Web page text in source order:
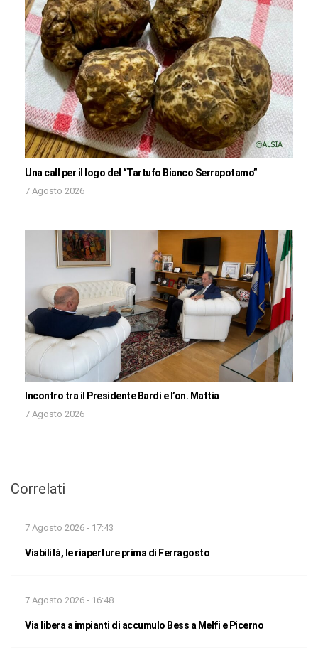
Una call per il logo del “Tartufo Bianco Serrapotamo”
7 Agosto 2026
Incontro tra il Presidente Bardi e l’on. Mattia
7 Agosto 2026
Correlati
7 Agosto 2026 - 17:43
Viabilità, le riaperture prima di Ferragosto
7 Agosto 2026 - 16:48
Via libera a impianti di accumulo Bess a Melfi e Picerno